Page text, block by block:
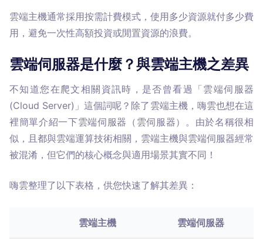
雲端主機通常採用按需計費模式，使用多少資源就付多少費
用，避免一次性高額投資或閒置資源的浪費。
雲端伺服器是什麼？與雲端主機之差異
不知道您在爬文相關資訊時，是否曾看過「雲端伺服器
(Cloud Server)」這個詞呢？除了雲端主機，嗨雲也想在這
裡簡單介紹一下雲端伺服器（雲伺服器）。由於名稱很相
似，且都與雲端運算技術相關，雲端主機與雲端伺服器經常
被混淆，但它們的核心概念與適用場景其實不同！
嗨雲整理了以下表格，供您快速了解其差異：
雲端主機 雲端伺服器